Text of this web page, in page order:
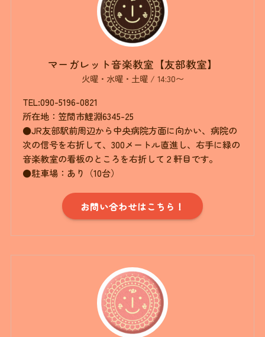
マーガレット音楽教室【友部教室】
火曜・水曜・土曜 / 14:30〜
TEL:090-5196-0821
所在地：笠間市鯉淵6345-25
●JR友部駅前周辺から中央病院方面に向かい、病院の
次の信号を右折して、300メートル直進し、右手に緑の
音楽教室の看板のところを右折して２軒目です。
●駐車場：あり（10台）
お問い合わせはこちら！